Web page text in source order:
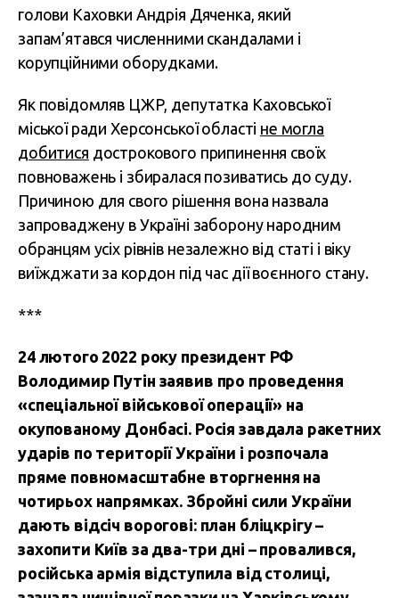
голови Каховки Андрія Дяченка, який
запам’ятався численними скандалами і
корупційними оборудками.
Як повідомляв ЦЖР, депутатка Каховської
міської ради Херсонської області не могла
добитися дострокового припинення своїх
повноважень і збиралася позиватись до суду.
Причиною для свого рішення вона назвала
запроваджену в Україні заборону народним
обранцям усіх рівнів незалежно від статі і віку
виїжджати за кордон під час дії воєнного стану.
***
24 лютого 2022 року президент РФ
Володимир Путін заявив про проведення
«спеціальної військової операції» на
окупованому Донбасі. Росія завдала ракетних
ударів по території України і розпочала
пряме повномасштабне вторгнення на
чотирьох напрямках. Збройні сили України
дають відсіч ворогові: план бліцкрігу –
захопити Київ за два-три дні – провалився,
російська армія відступила від столиці,